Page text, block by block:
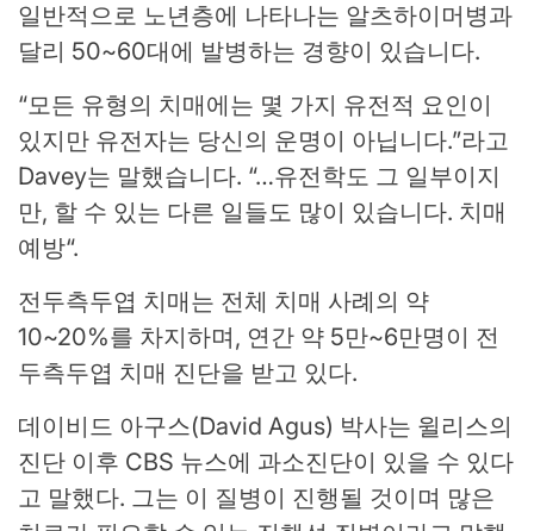
일반적으로 노년층에 나타나는 알츠하이머병과
달리 50~60대에 발병하는 경향이 있습니다.
“모든 유형의 치매에는 몇 가지 유전적 요인이
있지만 유전자는 당신의 운명이 아닙니다.”라고
Davey는 말했습니다. “…유전학도 그 일부이지
만, 할 수 있는 다른 일들도 많이 있습니다. 치매
예방“.
전두측두엽 치매는 전체 치매 사례의 약
10~20%를 차지하며, 연간 약 5만~6만명이 전
두측두엽 치매 진단을 받고 있다.
데이비드 아구스(David Agus) 박사는 윌리스의
진단 이후 CBS 뉴스에 과소진단이 있을 수 있다
고 말했다. 그는 이 질병이 진행될 것이며 많은